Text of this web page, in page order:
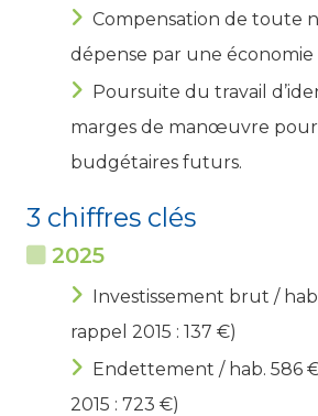
Compensation de toute
dépense par une
Poursuite du travail
marges de manœuvre
budgétaires futurs.
3 chiffres clés
2025
Investissement brut /
rappel 2015 : 137 €)
Endettement / hab. 586
2015 : 723 €)